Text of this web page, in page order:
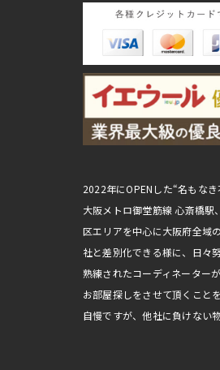
2022年にOPENした“名もなき
大阪メトロ御堂筋線 心斎橋
区エリアを中心に大阪府全域
社と差別化できる様に、日々
熟練されたコーディネーター
お部屋探しをさせて頂くこと
自慢ですが、他社に負けない